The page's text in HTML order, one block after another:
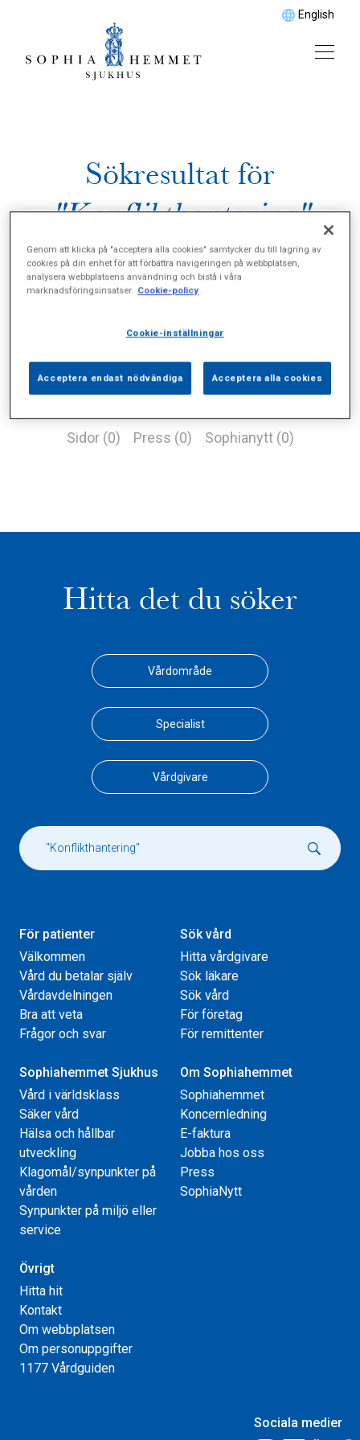
English
Sökresultat för
"Konflikthantering"
Sidor (0) Press (0) Sophianytt (0)
Hitta det du söker
Vårdområde
Specialist
Vårdgivare
För patienter
Välkommen
Vård du betalar själv
Vårdavdelningen
Bra att veta
Frågor och svar
Sök vård
Hitta vårdgivare
Sök läkare
Sök vård
För företag
För remittenter
Sophiahemmet Sjukhus
Vård i världsklass
Säker vård
Hälsa och hållbar
utveckling
Klagomål/synpunkter på
vården
Synpunkter på miljö eller
service
Om Sophiahemmet
Sophiahemmet
Koncernledning
E-faktura
Jobba hos oss
Press
SophiaNytt
Övrigt
Hitta hit
Kontakt
Om webbplatsen
Om personuppgifter
1177 Vårdguiden
Sociala medier
Genom att klicka på "acceptera alla cookies" samtycker du till lagring av
cookies på din enhet för att förbättra navigeringen på webbplatsen,
analysera webbplatsens användning och bistå i våra
marknadsföringsinsatser. Cookie-policy
Cookie-inställningar
Acceptera endast nödvändiga Acceptera alla cookies